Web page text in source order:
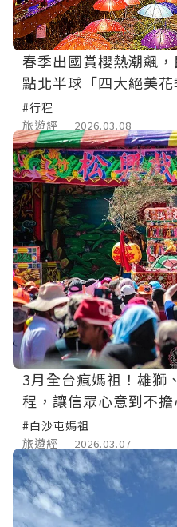
春季出國賞櫻熱潮飆，民
點北半球「四大絕美花
#行程
旅遊經
2026.03.08
3月全台瘋媽祖！雄獅
程，讓信眾心意到不擔
#白沙屯媽祖
旅遊經
2026.03.07